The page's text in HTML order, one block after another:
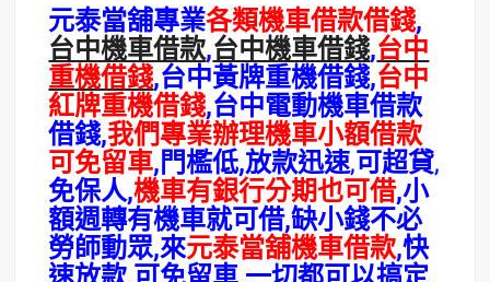
元泰當舖專業各類機車借款借錢,
台中機車借款,台中機車借錢,台中
重機借錢,台中黃牌重機借錢,台中
紅牌重機借錢,台中電動機車借款
借錢,我們專業辦理機車小額借款
可免留車,門檻低,放款迅速,可超貸,
免保人,機車有銀行分期也可借,小
額週轉有機車就可借,缺小錢不必
勞師動眾,來元泰當舖機車借款,快